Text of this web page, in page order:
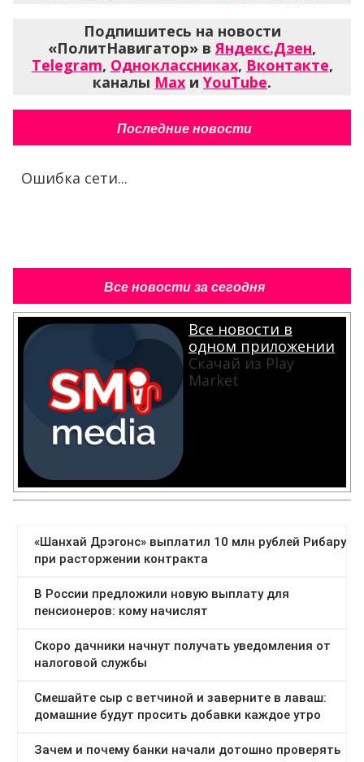
Подпишитесь на новости
«ПолитНавигатор» вЯндекс.Дзен,
Telegram, Одноклассниках, Вконтакте,
каналы Max и YouTube.
Последние новости
Ошибка сети...
Все новости за сегодня
Все новости в
одном приложении
Скачай из Play
Market